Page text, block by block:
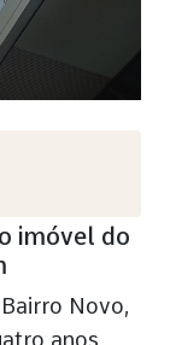
imóvel do
Novo,
anos